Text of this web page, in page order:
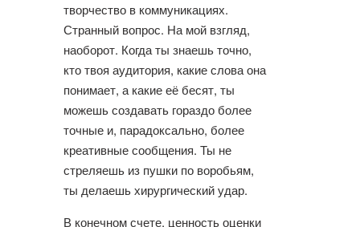
творчество в коммуникациях.
Странный вопрос. На мой взгляд,
наоборот. Когда ты знаешь точно,
кто твоя аудитория, какие слова она
понимает, а какие её бесят, ты
можешь создавать гораздо более
точные и, парадоксально, более
креативные сообщения. Ты не
стреляешь из пушки по воробьям,
ты делаешь хирургический удар.
В конечном счете, ценность оценки